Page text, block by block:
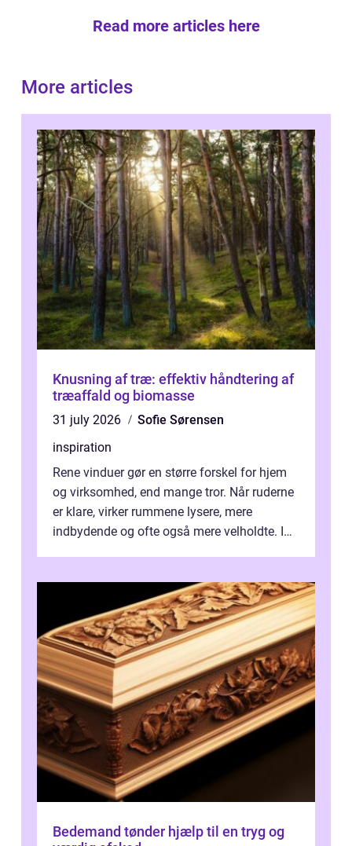
Read more articles here
More articles
Knusning af træ: effektiv håndtering af
træaffald og biomasse
31 july 2026
Sofie Sørensen
inspiration
Rene vinduer gør en større forskel for hjem
og virksomhed, end mange tror. Når ruderne
er klare, virker rummene lysere, mere
indbydende og ofte også mere velholdte. I
Bedemand tønder hjælp til en tryg og